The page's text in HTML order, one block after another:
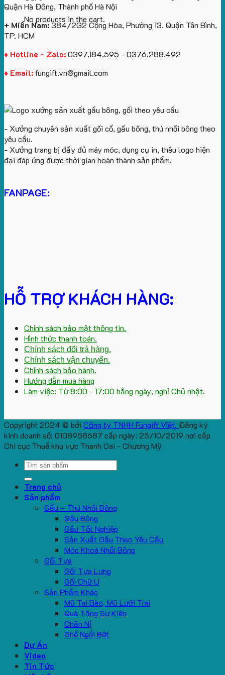
No products in the cart.
Quận Hà Đông, Thành phố Hà Nội
+ Miền Nam:384/2G2 Cộng Hòa, Phường 13. Quận Tân Bình,
TP. HCM
♦ Hotline - Zalo:0397.184.595 - 0376.288.492
♦ Email:fungift.vn@gmail.com
- Xưởng chuyên sản xuất gối cổ, gấu bông, thú nhồi bông theo
yêu cầu.
- Xưởng trang bị đầy đủ máy móc, dụng cụ in, thêu logo hiện
đại đáp ứng được thời gian hoàn thành sản phẩm.
FANPAGE:
HỖ TRỢ KHÁCH HÀNG:
Chính sách bảo mật thông tin.
Hình thức thanh toán.
Chính sách đổi trả hàng.
Chính sách vận chuyển.
Chính sách bảo hành.
Hướng dẫn mua hàng
Làm việc: Từ 8:00 - 17:00 hằng ngày, nghỉ Chủ nhật.
Copyright 2024 © bởi Công ty TNHH Fungift Việt. Đăng ký
kinh doanh số: 0108958687 cấp ngày: 25/10/2019 nơi cấp
Chi cục Thuế khu vực Thanh Oai - Chương Mỹ
Search
Trang chủ
Sản phẩm
Gấu – Thú Nhồi Bông
Gấu Bông
Gấu Tốt Nghiệp
Sản Xuất Gấu Theo Yêu Cầu
Móc Khoá Nhồi Bông
Gối Tựa
Gối Tựa Lưng
Gối Chữ U
Sản Phẩm Khác
Mũ Tai Bèo, Mũ Lưỡi Trai
Quà Tặng Sự Kiện
Chăn Nỉ
Ghế Ngồi Bệt
Dự Án
Video
Tin Tức